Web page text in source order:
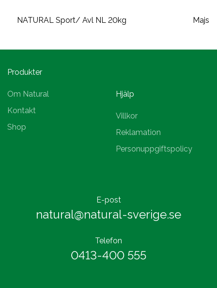
NATURAL Sport/ Avl NL 20kg Majs
Produkter
Om Natural
Kontakt
Shop
Hjälp
Villkor
Reklamation
Personuppgiftspolicy
E-post
natural@natural-sverige.se
Telefon
0413-400 555